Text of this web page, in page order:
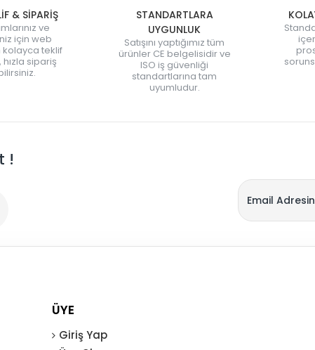
& SİPARİŞ
ve
için web
teklif
sipariş
STANDARTLARA
UYGUNLUK
Satışını yaptığımız tüm
ürünler CE belgelisidir ve
ISO iş güvenliği
standartlarına tam
uyumludur.
!
ÜYE
Giriş Yap